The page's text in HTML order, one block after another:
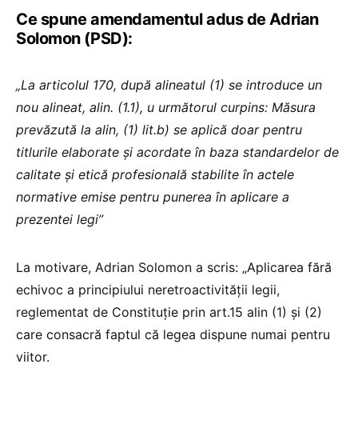
Ce spune amendamentul adus de Adrian
Solomon (PSD):
„La articolul 170, după alineatul (1) se introduce un
nou alineat, alin. (1.1), u următorul curpins: Măsura
prevăzută la alin, (1) lit.b) se aplică doar pentru
titlurile elaborate și acordate în baza standardelor de
calitate și etică profesională stabilite în actele
normative emise pentru punerea în aplicare a
prezentei legi”
La motivare, Adrian Solomon a scris: „Aplicarea fără
echivoc a principiului neretroactivității legii,
reglementat de Constituție prin art.15 alin (1) și (2)
care consacră faptul că legea dispune numai pentru
viitor.